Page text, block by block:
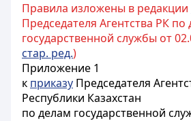
Правила изложены в редакции
Председателя Агентства РК по
государственной службы от
стар. ред.)
Приложение 1
к приказу Председателя
Республики Казахстан
по делам государственной